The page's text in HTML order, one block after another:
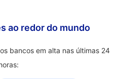
ao redor do mundo
bancos em alta nas últimas 24